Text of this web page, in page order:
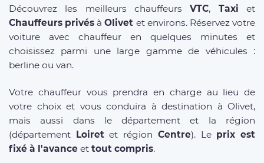
Découvrez les meilleurs chauffeursVTC, Taxi et
Chauffeurs privés àOlivet et environs. Réservez votre
voiture avec chauffeur en quelques minutes et
choisissez parmi une large gamme de véhicules :
berline ou van.
Votre chauffeur vous prendra en charge au lieu de
votre choix et vous conduira à destination à Olivet,
mais aussi dans le département et la région
(département Loiretet région Centre). Le prix est
fixé à l'avance et tout compris.